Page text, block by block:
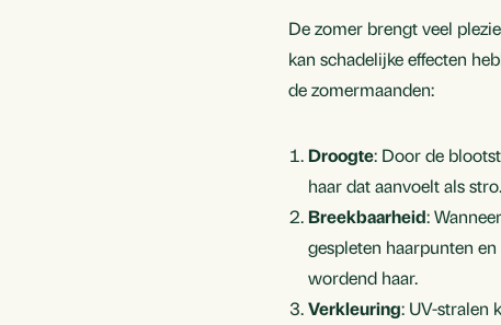
De zomer brengt veel
kan schadelijke effecten
de zomermaanden:
Droogte: Door de
haar dat aanvoelt als
Breekbaarheid:
gespleten haarpunten
wordend haar.
Verkleuring: UV-stralen